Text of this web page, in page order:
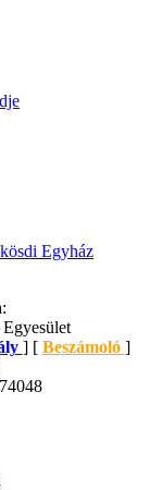
Egyház
] [ Beszámoló ]